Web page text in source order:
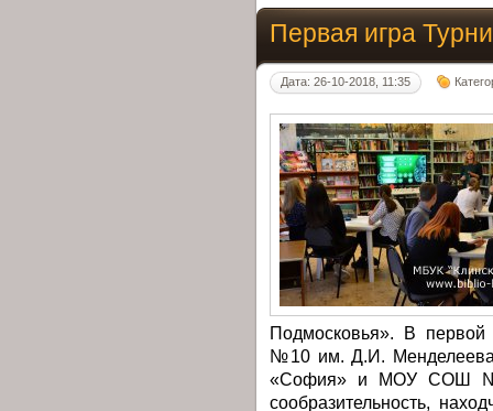
Первая игра
Дата: 26-10-2018, 11:35
Подмосковья». В
№10 им. Д.И. Менделеева,
«София» и МОУ СОШ
сообразительность,